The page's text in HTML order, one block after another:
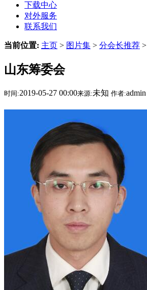
下载中心
对外服务
联系我们
当前位置: 主页 > 图片集 > 分会长推荐 >
山东筹委会
时间:2019-05-27 00:00来源:未知 作者:admin